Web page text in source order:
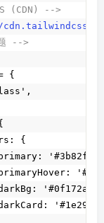
(CDN) -->
-->
{
{
'#0f172a',